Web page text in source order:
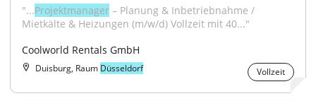
"...Projektmanager – Planung & Inbetriebnahme /
Mietkälte & Heizungen (m/w/d) Vollzeit mit 40..."
Coolworld Rentals GmbH
Duisburg, Raum Düsseldorf Vollzeit